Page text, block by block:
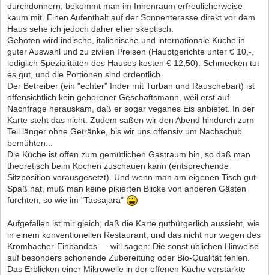
durchdonnern, bekommt man im Innenraum erfreulicherweise
kaum mit. Einen Aufenthalt auf der Sonnenterasse direkt vor dem
Haus sehe ich jedoch daher eher skeptisch.
Geboten wird indische, italienische und internationale Küche in
guter Auswahl und zu zivilen Preisen (Hauptgerichte unter € 10,-,
lediglich Spezialitäten des Hauses kosten € 12,50). Schmecken tut
es gut, und die Portionen sind ordentlich.
Der Betreiber (ein "echter" Inder mit Turban und Rauschebart) ist
offensichtlich kein geborener Geschäftsmann, weil erst auf
Nachfrage herauskam, daß er sogar veganes Eis anbietet. In der
Karte steht das nicht. Zudem saßen wir den Abend hindurch zum
Teil länger ohne Getränke, bis wir uns offensiv um Nachschub
bemühten...
Die Küche ist offen zum gemütlichen Gastraum hin, so daß man
theoretisch beim Kochen zuschauen kann (entsprechende
Sitzposition vorausgesetzt). Und wenn man am eigenen Tisch gut
Spaß hat, muß man keine pikierten Blicke von anderen Gästen
fürchten, so wie im "Tassajara"
Aufgefallen ist mir gleich, daß die Karte gutbürgerlich aussieht, wie
in einem konventionellen Restaurant, und das nicht nur wegen des
Krombacher-Einbandes — will sagen: Die sonst üblichen Hinweise
auf besonders schonende Zubereitung oder Bio-Qualität fehlen.
Das Erblicken einer Mikrowelle in der offenen Küche verstärkte